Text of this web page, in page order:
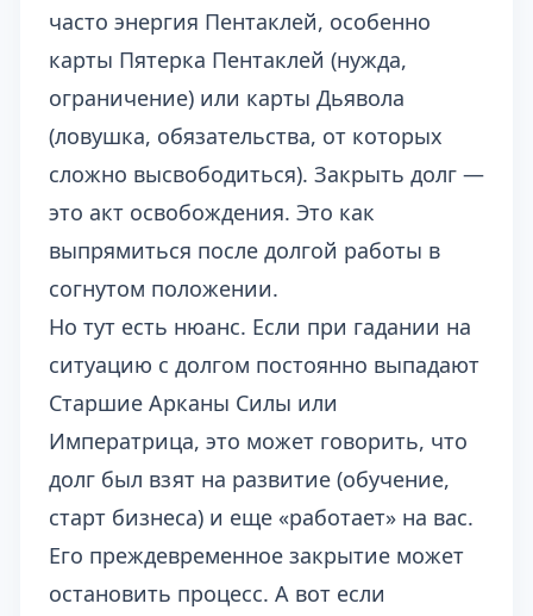
часто энергия Пентаклей, особенно
карты Пятерка Пентаклей (нужда,
ограничение) или карты Дьявола
(ловушка, обязательства, от которых
сложно высвободиться). Закрыть долг —
это акт освобождения. Это как
выпрямиться после долгой работы в
согнутом положении.
Но тут есть нюанс. Если при гадании на
ситуацию с долгом постоянно выпадают
Старшие Арканы Силы или
Императрица, это может говорить, что
долг был взят на развитие (обучение,
старт бизнеса) и еще «работает» на вас.
Его преждевременное закрытие может
остановить процесс. А вот если